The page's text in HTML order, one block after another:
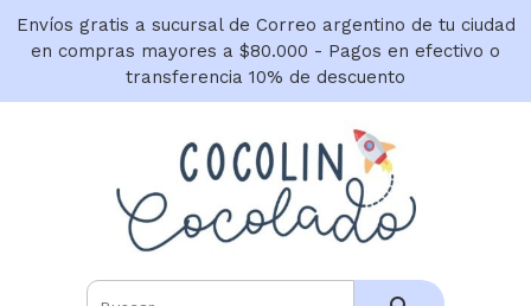
Envíos gratis a sucursal de Correo argentino de tu ciudad
en compras mayores a $80.000 - Pagos en efectivo o
transferencia 10% de descuento